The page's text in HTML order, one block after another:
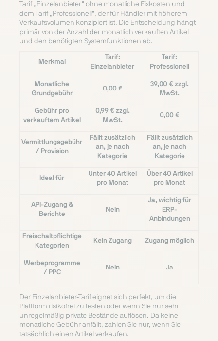
Tarif „Einzelanbieter" ohne monatliche Fixkosten und
dem Tarif „Professionell", der für Händler mit höherem
Verkaufsvolumen konzipiert ist. Die Entscheidung hängt
primär von der Anzahl der monatlich verkauften Artikel
und den benötigten Systemfunktionen ab.
Merkmal
Tarif:
Einzelanbieter
Tarif:
Professionell
Monatliche
Grundgebühr
0,00 €
39,00 € zzgl.
MwSt.
Gebühr pro
verkauftem Artikel
0,99 € zzgl.
MwSt.
0,00 €
Vermittlungsgebühr
/ Provision
Fällt zusätzlich
an, je nach
Kategorie
Fällt zusätzlich
an, je nach
Kategorie
Ideal für
Unter 40 Artikel
pro Monat
Über 40 Artikel
pro Monat
API-Zugang &
Berichte
Nein
Ja, wichtig für
ERP-
Anbindungen
Freischaltpflichtige
Kategorien
Kein Zugang Zugang möglich
Werbeprogramme
/ PPC
Nein Ja
Der Einzelanbieter-Tarif eignet sich perfekt, um die
Plattform risikofrei zu testen oder wenn Sie nur sehr
unregelmäßig private Bestände auflösen. Da keine
monatliche Gebühr anfällt, zahlen Sie nur, wenn Sie
tatsächlich einen Artikel verkaufen.